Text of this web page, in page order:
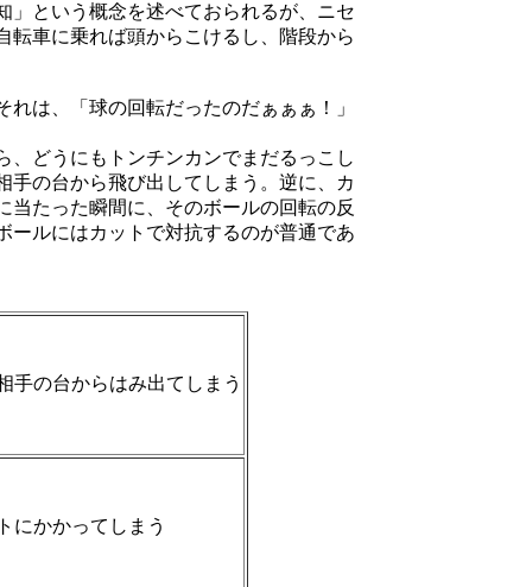
」という概念を述べておられるが、ニセ
車に乗れば頭からこけるし、階段から
は、「球の回転だったのだぁぁぁ！」
どうにもトンチンカンでまだるっこし
手の台から飛び出してしまう。逆に、カ
たった瞬間に、そのボールの回転の反
ールにはカットで対抗するのが普通であ
手の台からはみ出てしまう
にかかってしまう